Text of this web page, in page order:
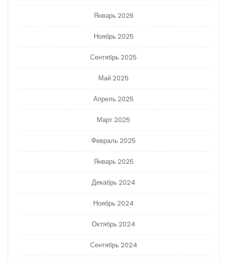
Январь 2026
Ноябрь 2025
Сентябрь 2025
Май 2025
Апрель 2025
Март 2025
Февраль 2025
Январь 2025
Декабрь 2024
Ноябрь 2024
Октябрь 2024
Сентябрь 2024